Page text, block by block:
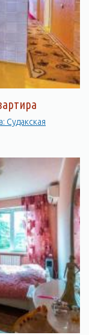
провести время
Крыма.
Судакская